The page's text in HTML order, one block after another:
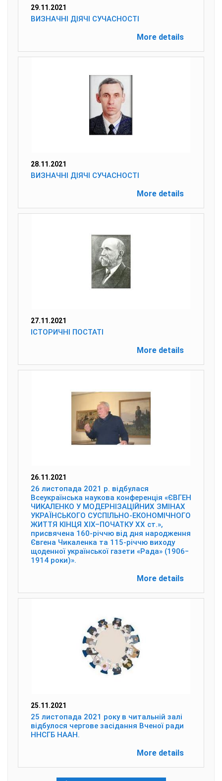
29.11.2021
ВИЗНАЧНІ ДІЯЧІ СУЧАСНОСТІ
More details
28.11.2021
ВИЗНАЧНІ ДІЯЧІ СУЧАСНОСТІ
More details
27.11.2021
ІСТОРИЧНІ ПОСТАТІ
More details
26.11.2021
26 листопада 2021 р. відбулася
Всеукраїнська наукова конференція «ЄВГЕН
ЧИКАЛЕНКО У МОДЕРНІЗАЦІЙНИХ ЗМІНАХ
УКРАЇНСЬКОГО СУСПІЛЬНО-ЕКОНОМІЧНОГО
ЖИТТЯ КІНЦЯ ХІХ–ПОЧАТКУ ХХ ст.»,
присвячена 160-річчю від дня народження
Євгена Чикаленка та 115-річчю виходу
щоденної української газети «Рада» (1906‒
1914 роки)».
More details
25.11.2021
25 листопада 2021 року в читальній залі
відбулося чергове засідання Вченої ради
ННСГБ НААН.
More details